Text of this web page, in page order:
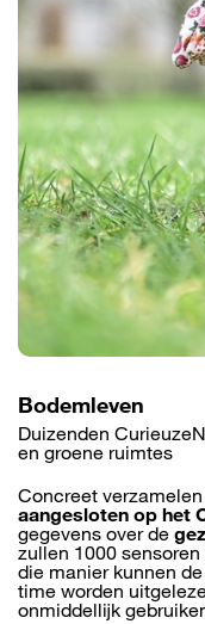
Bodemleven
Duizenden
en groene ruimtes
Concreet verzamelen
aangesloten op het
gegevens over de
zullen 1000
die manier kunnen
time worden
onmiddellijk